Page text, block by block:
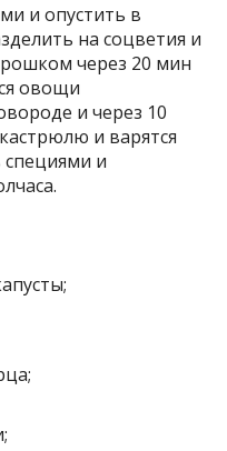
и опустить в
на соцветия и
через 20 мин
овощи
и через 10
и варятся
и